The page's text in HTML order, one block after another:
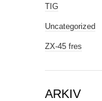
TIG
Uncategorized
ZX-45 fres
ARKIV